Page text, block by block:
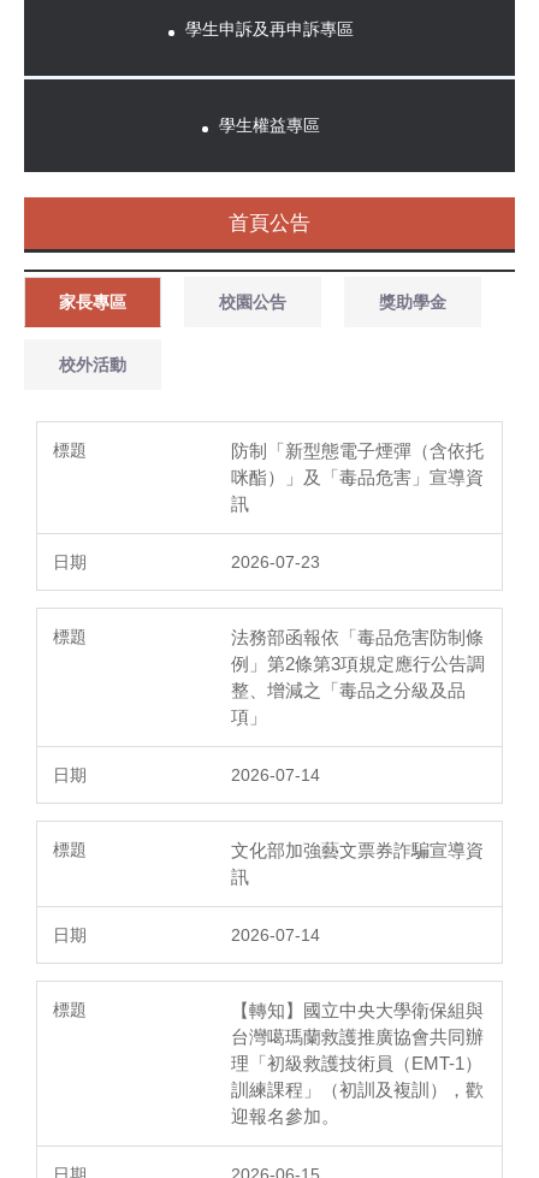
學生申訴及再申訴專區
學生權益專區
首頁公告
家長專區 校園公告 獎助學金
校外活動
防制「新型態電子煙彈（含依托
咪酯）」及「毒品危害」宣導資
訊
2026-07-23
法務部函報依「毒品危害防制條
例」第2條第3項規定應行公告調
整、增減之「毒品之分級及品
項」
2026-07-14
文化部加強藝文票券詐騙宣導資
訊
2026-07-14
【轉知】國立中央大學衛保組與
台灣噶瑪蘭救護推廣協會共同辦
理「初級救護技術員（EMT-1）
訓練課程」（初訓及複訓），歡
迎報名參加。